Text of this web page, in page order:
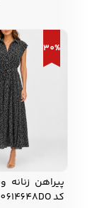
30%
کد W0614648DO